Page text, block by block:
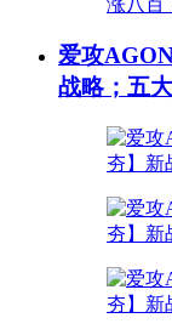
爱攻
战略；五